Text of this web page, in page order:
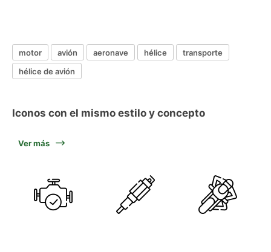
motor avión aeronave hélice
transporte
hélice de avión
Iconos con el mismo estilo y concepto
Ver más